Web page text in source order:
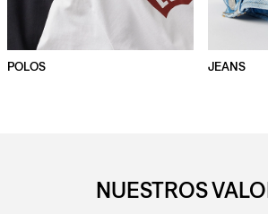
POLOS JEANS
NUESTROS